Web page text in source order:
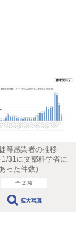
等感染者の推移
1/31に文部科学省に
った件数）
全 2 枚
拡大写真